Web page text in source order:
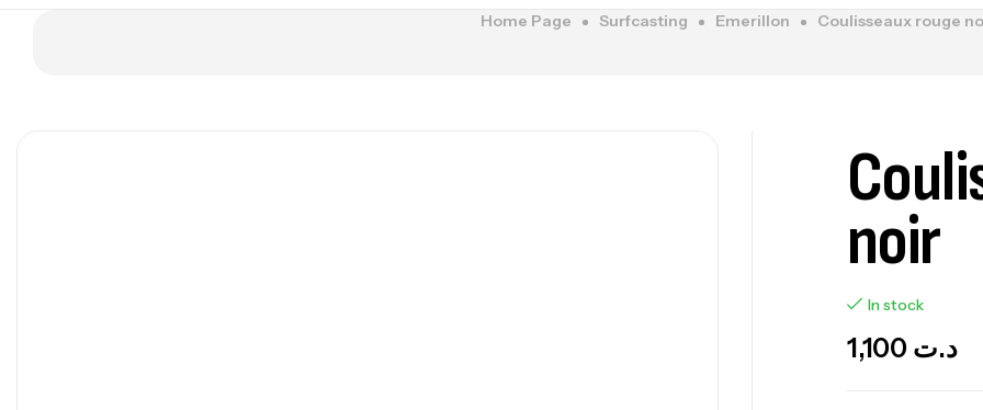
Home Page Surfcasting Emerillon Coulisseaux rouge
noir
In stock
د.ت 1,100